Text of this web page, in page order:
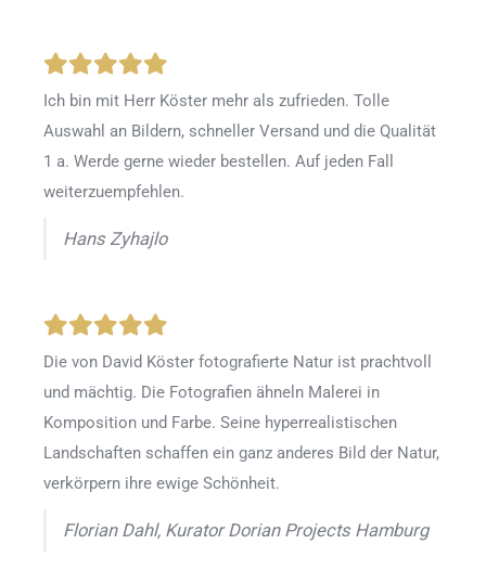
Ich bin mit Herr Köster mehr als zufrieden. Tolle
Auswahl an Bildern, schneller Versand und die Qualität
1 a. Werde gerne wieder bestellen. Auf jeden Fall
weiterzuempfehlen.
Hans Zyhajlo
Die von David Köster fotografierte Natur ist prachtvoll
und mächtig. Die Fotografien ähneln Malerei in
Komposition und Farbe. Seine hyperrealistischen
Landschaften schaffen ein ganz anderes Bild der Natur,
verkörpern ihre ewige Schönheit.
Florian Dahl, Kurator Dorian Projects Hamburg